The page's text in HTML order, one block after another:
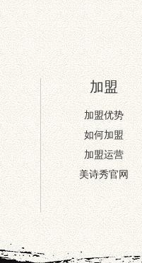
加盟
加盟优势
如何加盟
加盟运营
美诗秀官网